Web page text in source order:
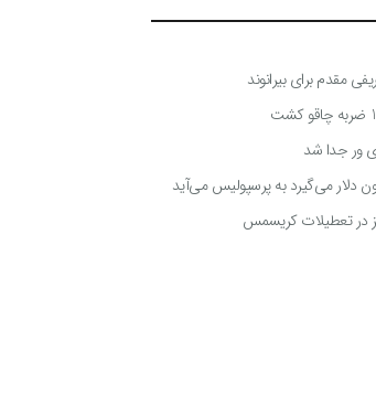
مقدم برای بیرانوند
ور جدا شد
در تعطیلات کریسمس